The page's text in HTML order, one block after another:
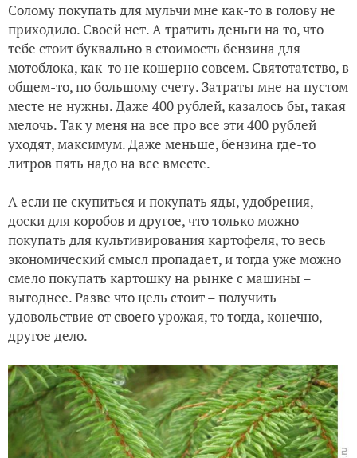
Солому покупать для мульчи мне как-то в голову не
приходило. Своей нет. А тратить деньги на то, что
тебе стоит буквально в стоимость бензина для
мотоблока, как-то не кошерно совсем. Святотатство, в
общем-то, по большому счету. Затраты мне на пустом
месте не нужны. Даже 400 рублей, казалось бы, такая
мелочь. Так у меня на все про все эти 400 рублей
уходят, максимум. Даже меньше, бензина где-то
литров пять надо на все вместе.
А если не скупиться и покупать яды, удобрения,
доски для коробов и другое, что только можно
покупать для культивирования картофеля, то весь
экономический смысл пропадает, и тогда уже можно
смело покупать картошку на рынке с машины –
выгоднее. Разве что цель стоит – получить
удовольствие от своего урожая, то тогда, конечно,
другое дело.